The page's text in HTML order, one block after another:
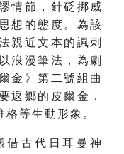
情節，針砭挪威
想的態度。為該
親近文本的諷刺
浪漫筆法，為劇
金》第二號組曲
返鄉的皮爾金，
等生動形象。
借古代日耳曼神